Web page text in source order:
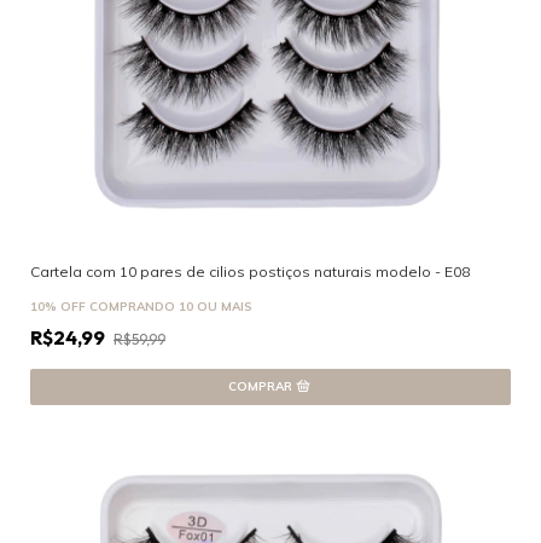
Cartela com 10 pares de cilios postiços naturais modelo - E08
10% OFF COMPRANDO 10 OU MAIS
R$24,99 R$59,99